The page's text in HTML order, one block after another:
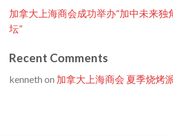
加拿大上海商会成功举办“加中未来
坛”
Recent Comments
kenneth on 加拿大上海商会 夏季烧烤